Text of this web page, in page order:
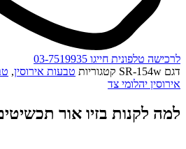
לרכישה טלפונית חייגו 03-7519935
דגם SR-154w קטגוריות טבעות אירוסין,
אירוסין יהלומי צד
למה לקנות בזיו אור